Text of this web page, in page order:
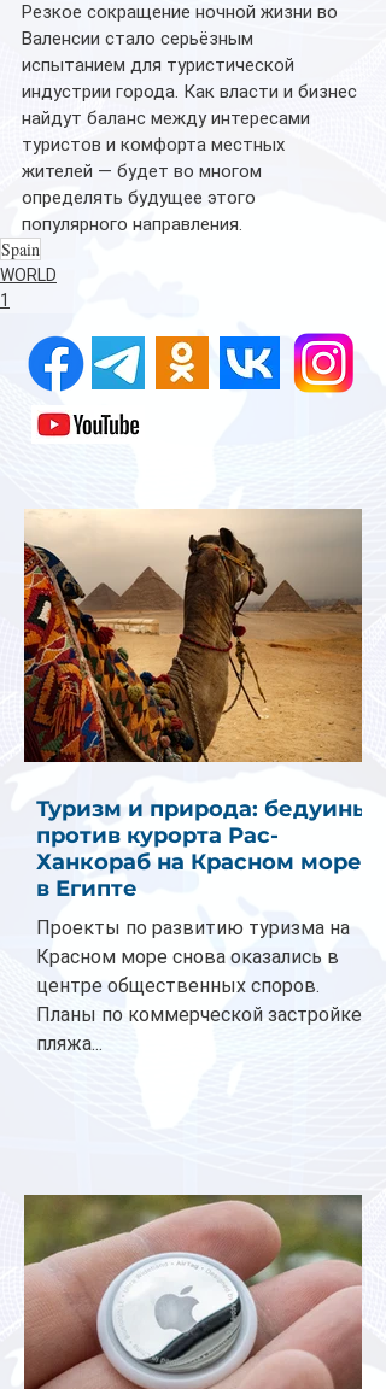
Резкое сокращение ночной жизни во
Валенсии стало серьёзным
испытанием для туристической
индустрии города. Как власти и бизнес
найдут баланс между интересами
туристов и комфорта местных
жителей — будет во многом
определять будущее этого
популярного направления.
Spain
WORLD
1
Туризм и природа: бедуины
против курорта Рас-
Ханкораб на Красном море
в Египте
Проекты по развитию туризма на
Красном море снова оказались в
центре общественных споров.
Планы по коммерческой застройке
пляжа...